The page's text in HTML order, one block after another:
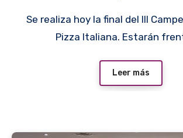
Se realiza hoy la final del III Campeonato de la
Pizza Italiana. Estarán
Leer más